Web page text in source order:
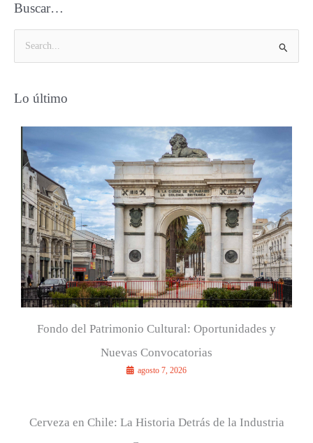
Buscar…
c
Lo último
Fondo del Patrimonio Cultural: Oportunidades y
Nuevas Convocatorias
agosto 7, 2026
Cerveza en Chile: La Historia Detrás de la Industria